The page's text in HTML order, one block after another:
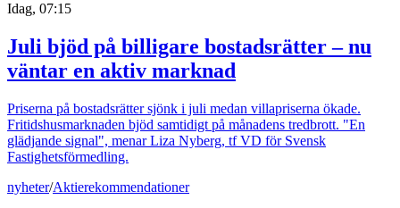
Idag, 07:15
Juli bjöd på billigare bostadsrätter – nu
väntar en aktiv marknad
Priserna på bostadsrätter sjönk i juli medan villapriserna ökade.
Fritidshusmarknaden bjöd samtidigt på månadens tredbrott. "En
glädjande signal", menar Liza Nyberg, tf VD för Svensk
Fastighetsförmedling.
nyheter/Aktierekommendationer